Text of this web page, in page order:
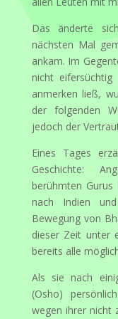
Das änderte
nächsten Mal
ankam. Im
nicht
anmerken ließ,
der folgenden
jedoch der
Eines Tages
Geschichte:
berühmten
nach Indien
Bewegung von
dieser Zeit unter
bereits alle
Als sie nach
(Osho)
wegen ihrer nicht